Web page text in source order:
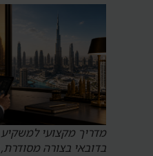
מדריך מקצועי
בדובאי בצורה